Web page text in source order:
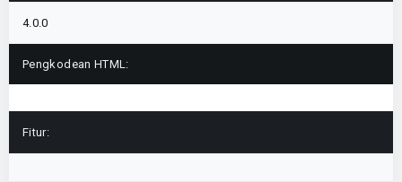
4.0.0
Pengkodean HTML:
Fitur: